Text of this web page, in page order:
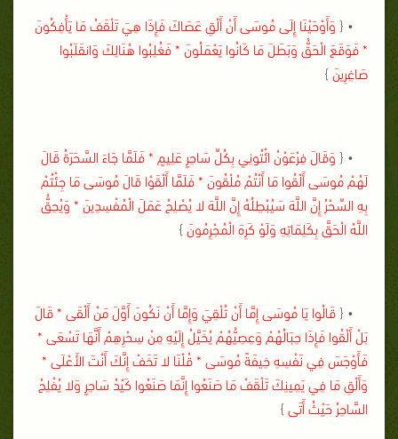
• { وَأَوْحَيْنَا إِلَى مُوسَى أَنْ أَلْقِ عَصَاكَ فَإِذَا هِيَ تَلْقَفُ مَا يَأْفِكُونَ
* فَوَقَعَ الْحَقُّ وَبَطَلَ مَا كَانُوا يَعْمَلُونَ * فَغُلِبُوا هُنَالِكَ وَانقَلَبُوا
صَاغِرِينَ}
• { وَقَالَ فِرْعَوْنُ ائْتُونِي بِكُلِّ سَاحِرٍ عَلِيمٍ * فَلَمَّا جَاءَ السَّحَرَةُ قَالَ
لَهُمْ مُوسَى أَلْقُوا مَا أَنْتُمْ مُلْقُونَ * فَلَمَّا أَلْقَوْا قَالَ مُوسَى مَا جِئْتُمْ
بِهِ السِّحْرُ إِنَّ اللَّهَ سَيُبْطِلُهُ إِنَّ اللَّهَ لا يُصْلِحُ عَمَلَ الْمُفْسِدِينَ * وَيُحِقُّ
اللَّهُ الْحَقَّ بِكَلِمَاتِهِ وَلَوْ كَرِهَ الْمُجْرِمُونَ}
• {قَالُوا يَا مُوسَى إِمَّا أَنْ تُلْقِيَ وَإِمَّا أَنْ نَكُونَ أَوَّلَ مَنْ أَلْقَى * قَالَ
بَلْ أَلْقُوا فَإِذَا حِبَالُهُمْ وَعِصِيُّهُمْ يُخَيَّلُ إِلَيْهِ مِنْ سِحْرِهِمْ أَنَّهَا تَسْعَى *
فَأَوْجَسَ فِي نَفْسِهِ خِيفَةً مُوسَى * قُلْنَا لا تَخَفْ إِنَّكَ أَنْتَ الأَعْلَى *
وَأَلْقِ مَا فِي يَمِينِكَ تَلْقَفْ مَا صَنَعُوا إِنَّمَا صَنَعُوا كَيْدُ سَاحِرٍ وَلا يُفْلِحُ
السَّاحِرُ حَيْثُ أَتَى}